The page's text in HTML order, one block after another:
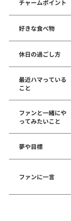
チャームポイント
好きな食べ物
休日の過ごし方
最近ハマっている
こと
ファンと一緒にや
ってみたいこと
夢や目標
ファンに一言